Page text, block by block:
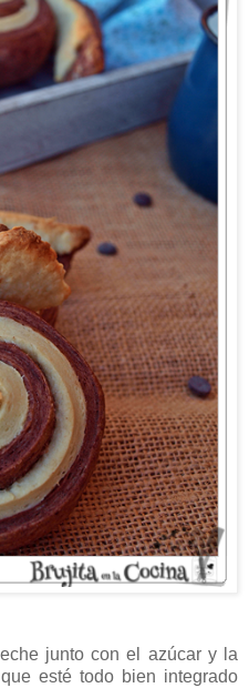
junto con el azúcar y la
esté todo bien integrado